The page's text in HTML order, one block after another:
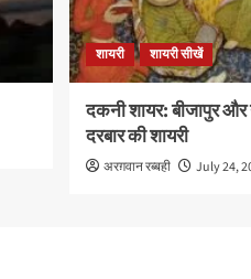
शायरी शायरी सीखें
दकनी शायर: बीजापुर
दरबार की शायरी
अरग़वान रब्बही July 24,